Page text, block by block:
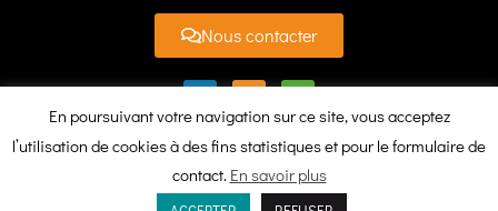
Nous contacter
SR3A - Syndicat de la rivière d'Ain Aval et de ses affluents
- © Tous droits réservés
En poursuivant votre navigation sur ce site, vous acceptez
l’utilisation de cookies à des fins statistiques et pour le formulaire de
contact. En savoir plus